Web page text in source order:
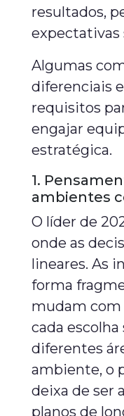
resultados,
expectativas
Algumas
diferenciais
requisitos
engajar
estratégica.
1.
ambientes
O líder de
onde as
lineares. As
forma
mudam com
cada
diferentes
ambiente, o
deixa de ser
planos de